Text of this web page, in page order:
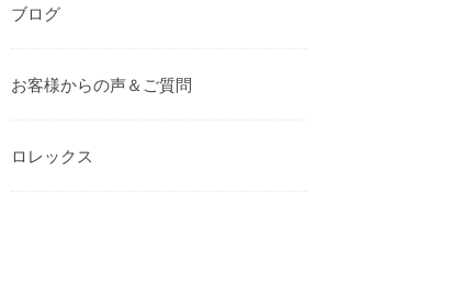
ブログ
お客様からの声＆ご質問
ロレックス